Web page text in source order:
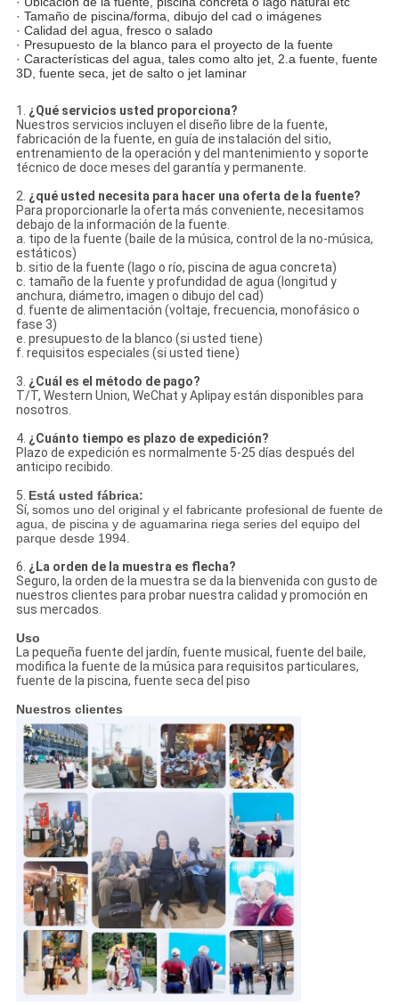
· Tamaño de piscina/forma, dibujo del cad o imágenes
· Calidad del agua, fresco o salado
· Presupuesto de la blanco para el proyecto de la fuente
· Características del agua, tales como alto jet, 2.a fuente, fuente
3D, fuente seca, jet de salto o jet laminar
1. ¿Qué servicios usted proporciona?
Nuestros servicios incluyen el diseño libre de la fuente,
fabricación de la fuente, en guía de instalación del sitio,
entrenamiento de la operación y del mantenimiento y soporte
técnico de doce meses del garantía y permanente.
2. ¿qué usted necesita para hacer una oferta de la fuente?
Para proporcionarle la oferta más conveniente, necesitamos
debajo de la información de la fuente.
a. tipo de la fuente (baile de la música, control de la no-música,
estáticos)
b. sitio de la fuente (lago o río, piscina de agua concreta)
c. tamaño de la fuente y profundidad de agua (longitud y
anchura, diámetro, imagen o dibujo del cad)
d. fuente de alimentación (voltaje, frecuencia, monofásico o
fase 3)
e. presupuesto de la blanco (si usted tiene)
f. requisitos especiales (si usted tiene)
3. ¿Cuál es el método de pago?
T/T, Western Union, WeChat y Aplipay están disponibles para
nosotros.
4. ¿Cuánto tiempo es plazo de expedición?
Plazo de expedición es normalmente 5-25 días después del
anticipo recibido.
5. Está usted fábrica:
Sí, somos uno del original y el fabricante profesional de fuente de
agua, de piscina y de aguamarina riega series del equipo del
parque desde 1994.
6. ¿La orden de la muestra es flecha?
Seguro, la orden de la muestra se da la bienvenida con gusto de
nuestros clientes para probar nuestra calidad y promoción en
sus mercados.
Uso
La pequeña fuente del jardín, fuente musical, fuente del baile,
modifica la fuente de la música para requisitos particulares,
fuente de la piscina, fuente seca del piso
Nuestros clientes